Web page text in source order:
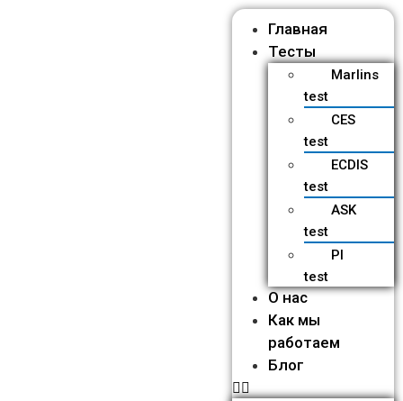
Главная
Тесты
Marlins
test
CES
test
ECDIS
test
ASK
test
PI
test
О нас
Как мы
работаем
Блог